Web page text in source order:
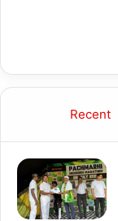
Recent